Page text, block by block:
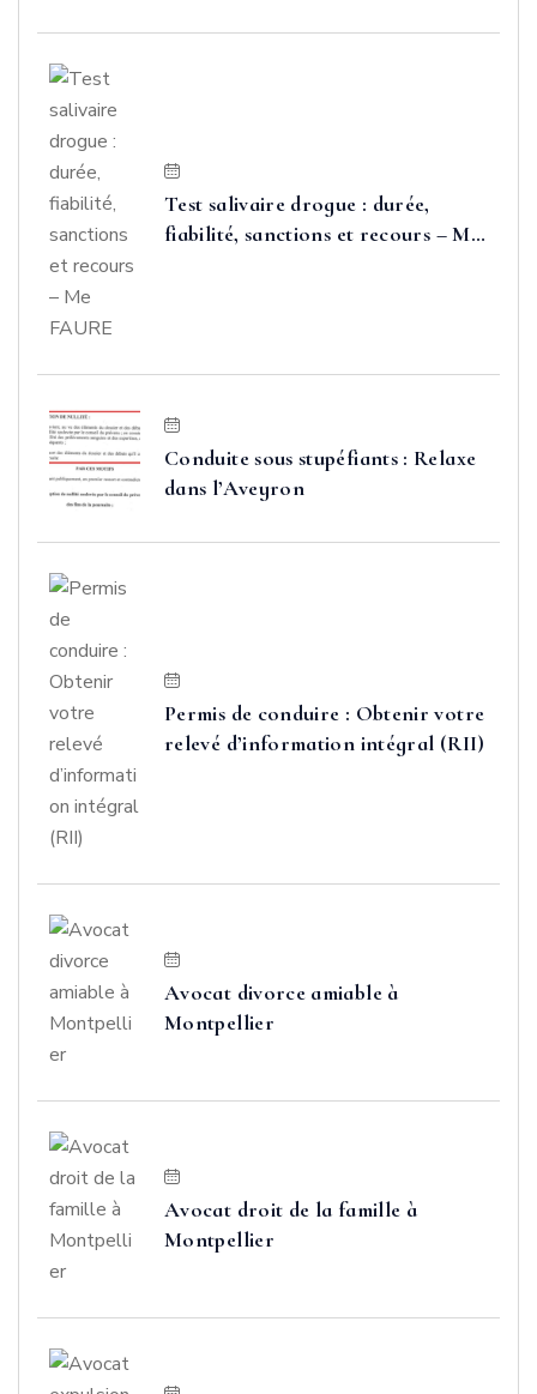
Test salivaire drogue : durée,
fiabilité, sanctions et recours – Me
Conduite sous stupéfiants : Relaxe
dans l’Aveyron
Permis de conduire : Obtenir votre
relevé d’information intégral (RII)
Avocat divorce amiable à
Montpellier
Avocat droit de la famille à
Montpellier